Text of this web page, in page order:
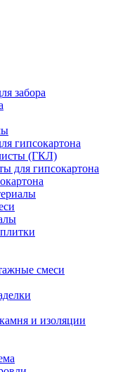
забора
гипсокартона
(ГКЛ)
для гипсокартона
смеси
и изоляции